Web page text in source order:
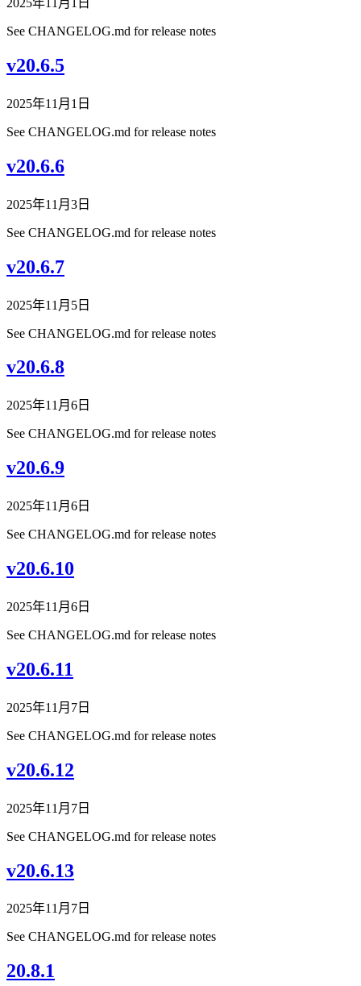
2025年11月1日
See CHANGELOG.md for release notes
v20.6.5
2025年11月1日
See CHANGELOG.md for release notes
v20.6.6
2025年11月3日
See CHANGELOG.md for release notes
v20.6.7
2025年11月5日
See CHANGELOG.md for release notes
v20.6.8
2025年11月6日
See CHANGELOG.md for release notes
v20.6.9
2025年11月6日
See CHANGELOG.md for release notes
v20.6.10
2025年11月6日
See CHANGELOG.md for release notes
v20.6.11
2025年11月7日
See CHANGELOG.md for release notes
v20.6.12
2025年11月7日
See CHANGELOG.md for release notes
v20.6.13
2025年11月7日
See CHANGELOG.md for release notes
20.8.1